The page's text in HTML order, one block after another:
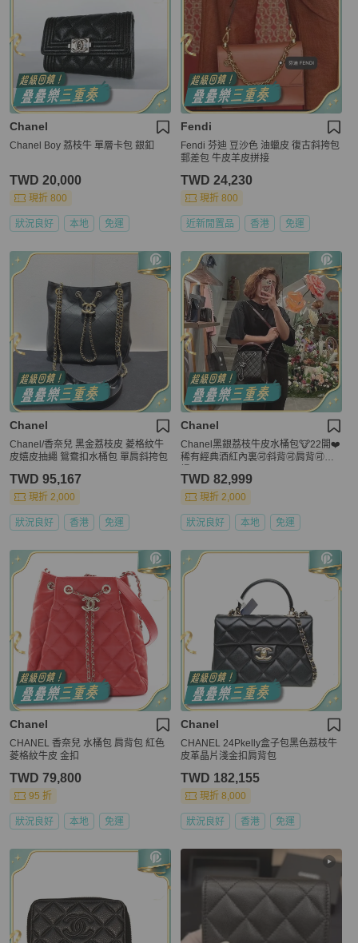
Chanel
Chanel Boy 荔枝牛 單層卡包 銀釦
TWD 20,000
現折 800
狀況良好 本地 免運
Fendi
Fendi 芬迪 豆沙色 油蠟皮 復古斜挎包
郵差包 牛皮羊皮拼接
TWD 24,230
現折 800
近新閒置品 香港 免運
Chanel
Chanel/香奈兒 黑金荔枝皮 菱格紋牛
皮嬉皮抽繩 鴛鴦扣水桶包 單肩斜挎包
TWD 95,167
現折 2,000
狀況良好 香港 免運
Chanel
Chanel黑銀荔枝牛皮水桶包🐮22開❤️
稀有經典酒紅內裏🉑斜背🉑肩背🉑手
TWD 82,999
現折 2,000
狀況良好 本地 免運
Chanel
CHANEL 香奈兒 水桶包 肩背包 紅色
菱格紋牛皮 金扣
TWD 79,800
95 折
狀況良好 本地 免運
Chanel
CHANEL 24Pkelly盒子包黑色荔枝牛
皮革晶片淺金扣肩背包
TWD 182,155
現折 8,000
狀況良好 香港 免運